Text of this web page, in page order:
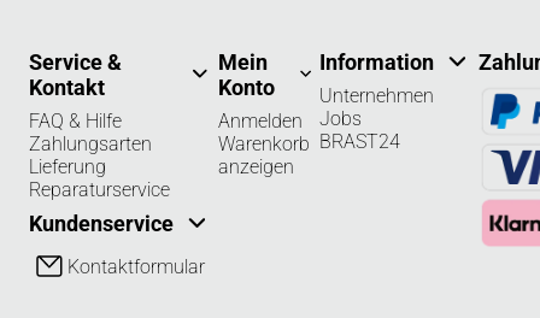
Service &
Kontakt
FAQ & Hilfe
Zahlungsarten
Lieferung
Reparaturservice
Kundenservice
Kontaktformular
Mein
Konto
Anmelden
Warenkorb
anzeigen
Information
Unternehmen
Jobs
BRAST24